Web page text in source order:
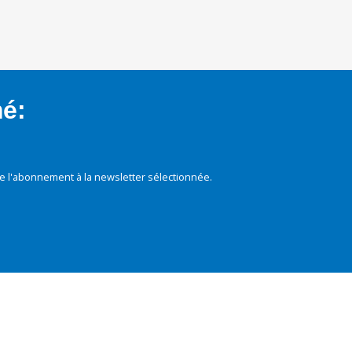
à la newsletter sélectionnée.